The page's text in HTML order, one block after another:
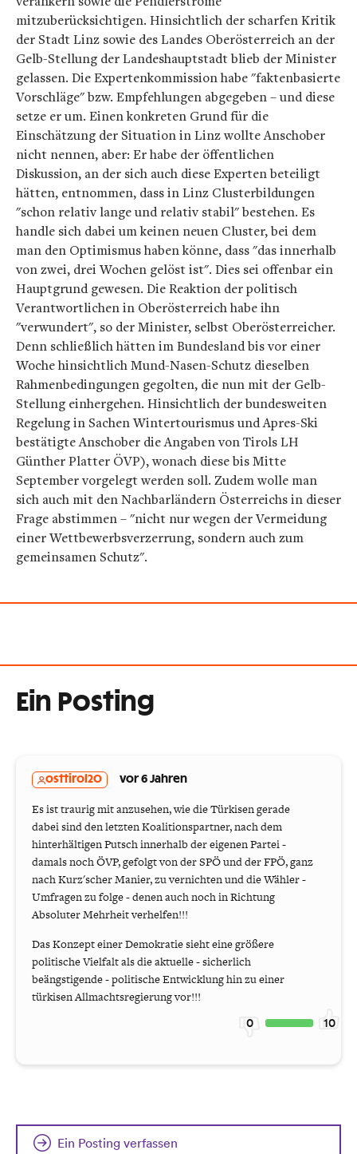
mitzuberücksichtigen. Hinsichtlich der scharfen Kritik
der Stadt Linz sowie des Landes Oberösterreich an der
Gelb-Stellung der Landeshauptstadt blieb der Minister
gelassen. Die Expertenkommission habe "faktenbasierte
Vorschläge" bzw. Empfehlungen abgegeben – und diese
setze er um. Einen konkreten Grund für die
Einschätzung der Situation in Linz wollte Anschober
nicht nennen, aber: Er habe der öffentlichen
Diskussion, an der sich auch diese Experten beteiligt
hätten, entnommen, dass in Linz Clusterbildungen
"schon relativ lange und relativ stabil" bestehen. Es
handle sich dabei um keinen neuen Cluster, bei dem
man den Optimismus haben könne, dass "das innerhalb
von zwei, drei Wochen gelöst ist". Dies sei offenbar ein
Hauptgrund gewesen. Die Reaktion der politisch
Verantwortlichen in Oberösterreich habe ihn
"verwundert", so der Minister, selbst Oberösterreicher.
Denn schließlich hätten im Bundesland bis vor einer
Woche hinsichtlich Mund-Nasen-Schutz dieselben
Rahmenbedingungen gegolten, die nun mit der Gelb-
Stellung einhergehen. Hinsichtlich der bundesweiten
Regelung in Sachen Wintertourismus und Apres-Ski
bestätigte Anschober die Angaben von Tirols LH
Günther Platter ÖVP), wonach diese bis Mitte
September vorgelegt werden soll. Zudem wolle man
sich auch mit den Nachbarländern Österreichs in dieser
Frage abstimmen – "nicht nur wegen der Vermeidung
einer Wettbewerbsverzerrung, sondern auch zum
gemeinsamen Schutz".
Ein Posting
osttirol20 vor 6 Jahren
Es ist traurig mit anzusehen, wie die Türkisen gerade
dabei sind den letzten Koalitionspartner, nach dem
hinterhältigen Putsch innerhalb der eigenen Partei -
damals noch ÖVP, gefolgt von der SPÖ und der FPÖ, ganz
nach Kurz'scher Manier, zu vernichten und die Wähler -
Umfragen zu folge - denen auch noch in Richtung
Absoluter Mehrheit verhelfen!!!
Das Konzept einer Demokratie sieht eine größere
politische Vielfalt als die aktuelle - sicherlich
beängstigende - politische Entwicklung hin zu einer
türkisen Allmachtsregierung vor!!!
0 10
Ein Posting verfassen